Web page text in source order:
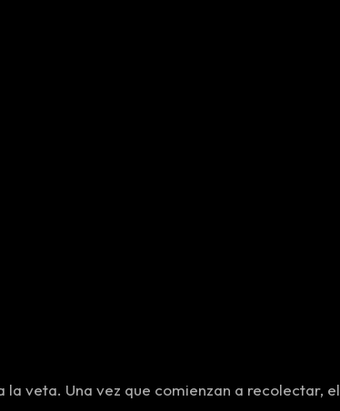
veta. Una vez que comienzan a recolectar, el